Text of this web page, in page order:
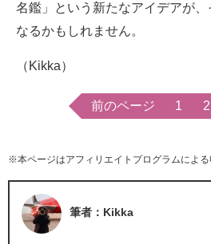
名鑑」という新たなアイデアが
なるかもしれません。
（Kikka）
前のページ 1 2
※本ページはアフィリエイトプログラムによ
筆者：Kikka